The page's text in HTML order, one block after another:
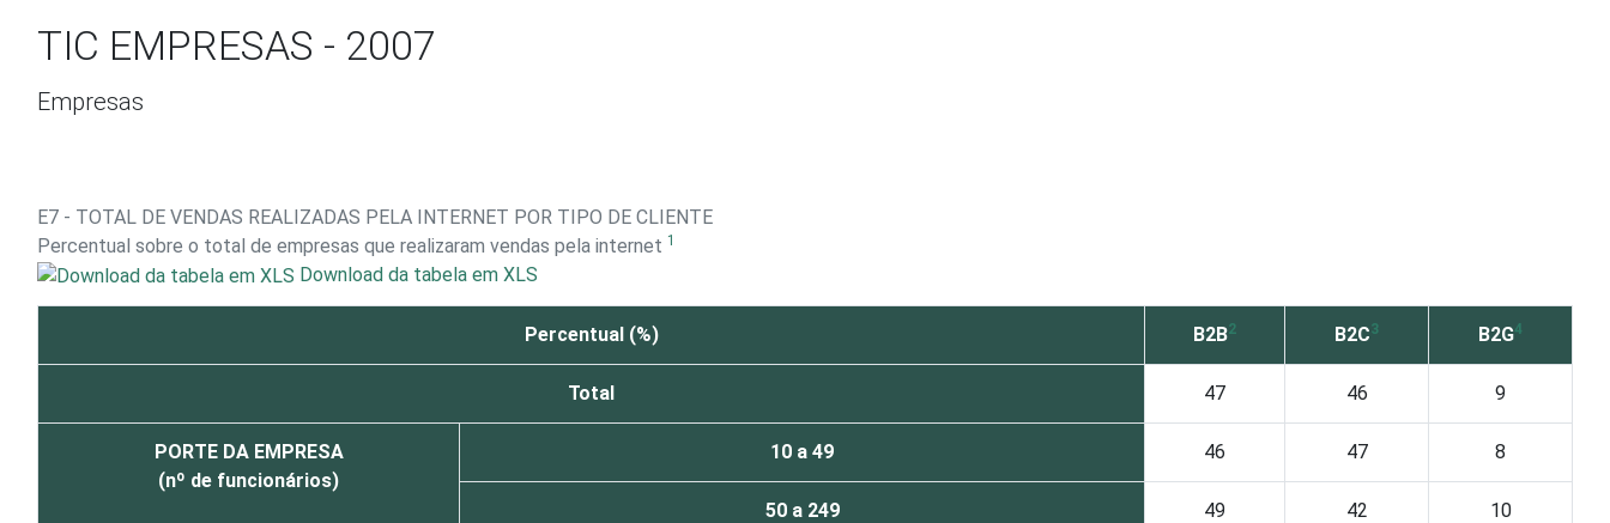
TIC EMPRESAS - 2007
Empresas
E7 - TOTAL DE VENDAS REALIZADAS PELA INTERNET POR TIPO DE CLIENTE
Percentual sobre o total de empresas que realizaram vendas pela internet 1
Download da tabela em XLS
Percentual (%) B2B2 B2C3 B2G4
Total 47 46 9
PORTE DA EMPRESA
(nº de funcionários)
10 a 49 46 47 8
50 a 249 49 42 10